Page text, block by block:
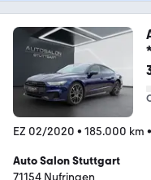
EZ 02/2020 • 185.000 km •
Auto Salon Stuttgart
71154 Nufringen